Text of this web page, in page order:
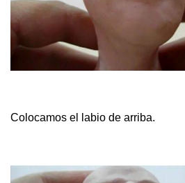
Colocamos el labio de arriba.